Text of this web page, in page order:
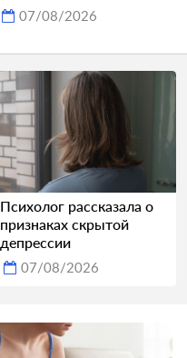
07/08/2026
Психолог рассказала о
признаках скрытой
депрессии
07/08/2026